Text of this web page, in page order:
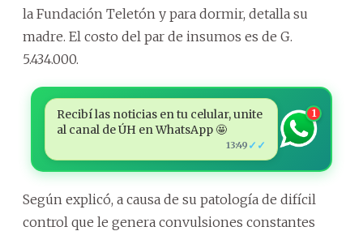
la Fundación Teletón y para dormir, detalla su
madre. El costo del par de insumos es de G.
5.434.000.
Recibí las noticias en tu celular, unite
al canal de ÚH en WhatsApp 🤩
13:49 ✓✓
1
Según explicó, a causa de su patología de difícil
control que le genera convulsiones constantes